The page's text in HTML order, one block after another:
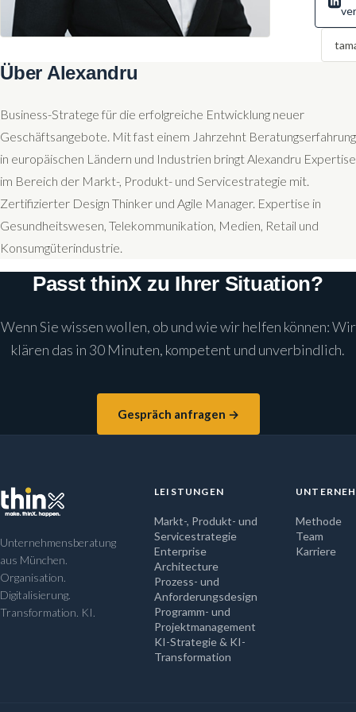
Über Alexandru
Business-Stratege für die erfolgreiche Entwicklung neuer
Geschäftsangebote. Mit fast einem Jahrzehnt Beratungserfahrung
in europäischen Ländern und Industrien bringt Alexandru Expertise
im Bereich der Markt-, Produkt- und Servicestrategie mit.
Zertifizierter Design Thinker und Agile Manager. Expertise in
Gesundheitswesen, Telekommunikation, Medien, Retail und
Konsumgüterindustrie.
Passt thinX zu Ihrer Situation?
Wenn Sie wissen wollen, ob und wie wir helfen können: Wir
klären das in 30 Minuten, kompetent und unverbindlich.
Gespräch anfragen →
Unternehmensberatung
aus München.
Organisation.
Digitalisierung.
Transformation. KI.
LEISTUNGEN
Markt-, Produkt- und
Servicestrategie
Enterprise
Architecture
Prozess- und
Anforderungsdesign
Programm- und
Projektmanagement
KI-Strategie & KI-
Transformation
Methode
Team
Karriere